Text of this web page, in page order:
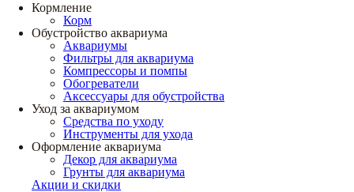
Кормление
Корм
Обустройство аквариума
Аквариумы
Фильтры для аквариума
Компрессоры и помпы
Обогреватели
Аксессуары для обустройства
Уход за аквариумом
Средства по уходу
Инструменты для ухода
Оформление аквариума
Декор для аквариума
Грунты для аквариума
Акции и скидки